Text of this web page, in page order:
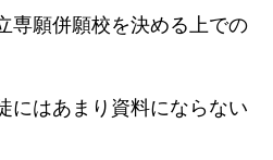
専願併願校を決める上での
にはあまり資料にならない